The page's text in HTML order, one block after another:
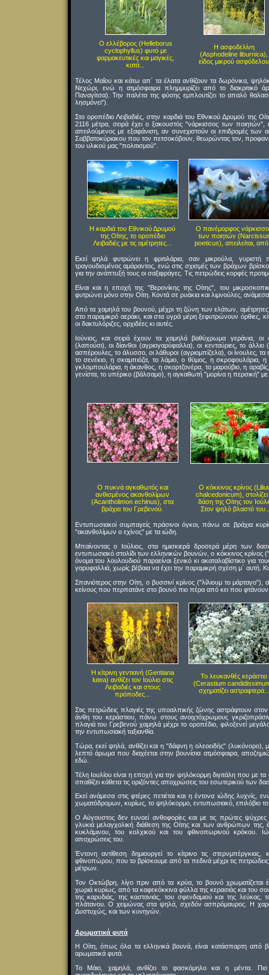
Ο ελλέβορος (Helleborus
cyclophyllus) φυτό με
φαρμακευτικές και μαγικές,
κατά...
Η ασφοδελίνη
(Asphodeline liburnica),
είδος μικρού ασφόδελου
Τέλος Μαΐου και κάτω απ΄ τα έλατα ανθίζουν τα δωρόνικα,
Νεχώρι, ενώ η ατμόσφαιρα πλημμυρίζει από το διακριτικό
Παναγίτσα). Την παλέτα της φύσης εμπλουτίζει το απαλό
λησμόνει").
Στο οροπέδιο Λειβαδιές, στην καρδιά του Εθνικού Δρυμού της
2116 μέτρα, σειρά έχει ο ξακουστός "νάρκισσος των
απειλούμενος με εξαφάνιση, αν συνεχιστούν οι επιδρομές
Σαββατοκύριακου που τον πετσοκόβουν, θεωρώντας τον,
του υλικού μας "πολιτισμού".
Η καρδιά του Εθνικού Δρυμού
της Οίτης, το οροπέδιο
Λειβαδιές με τις αμέτρητες...
Ο πανέμορφος
των ποιητών
poeticus), απειλείται,
Εκεί ψηλά φυτρώνει η φριτιλάρια, σαν μικρούλα,
τραγουδισμένος αμάραντος, ενώ στις σχισμές των βράχων
για την ανάπτυξή τους οι σαξιφράγες. Τις πετρώδεις κορφές
Είναι και η εποχή της "Βερονίκης της Οίτης", του
φυτρώνει μόνο στην Οίτη. Κοντά σε ρυάκια και λιμνούλες,
Από τα χαμηλά του βουνού, μέχρι τη ζώνη των ελάτων, αμέτρητες
στο παραμικρό αεράκι, και στα υγρά μέρη ξεφυτρώνουν όρθιες,
οι δακτυλόριζες, ορχιδέες κι αυτές.
Ιούνιος, και σειρά έχουν τα χαμηλά βαθύχρωμα γεράνια, οι
(λαπούσι), οι δίανθοι (αγριογαρύφαλλα), οι κενταύριες, το άλλιο
ασπέρουλες, το άλυσσο, οι λάθυροι (αγριομπίζελα), οι ίνουλες, τα
το σενέκιο, η σκαμπιόζα, το λάμιο, ο θύμος, η σκροφουλάρια, η
γκλομπουλάρια, η άκανθος, η σκορτζονέρα, το μαρούβιο, η
γενίστα, το υπέρικο (βάλσαμο), η αγκαθωτή "μορίνα η περσική"
Ο πυκνά αγκαθωτός και
ανθισμένος ακανθολίμων
(Acantholimon echinus), στα
βράχια του Γρεβενού.
Ο κόκκινος κρίνος
chalcedonicum), στολίζει
δάση της Οίτης τον
Στον ψηλό βλαστό
Εντυπωσιακοί συμπαγείς πράσινοι όγκοι, πάνω σε βράχια
"ακανθολίμων ο εχίνος" με τα ιώδη.
Μπαίνοντας ο Ιούλιος, στα ημισκιερά δροσερά μέρη των
εντυπωσιακό στολίδι των ελληνικών βουνών, ο κόκκινος κρίνος
όνομα του λουλουδιού παραείναι ξενικό κι ακαταλαβίστικο για
γαρυφαλλιά, χωρίς βέβαια να έχει την παραμικρή σχέση μ΄ αυτή.
Σπανιότερος στην Οίτη, ο βυσσινί κρίνος ("λίλιουμ το
κείνους που περπατάνε στο βουνό πιο πέρα από κει που φτάνουν
Η κίτρινη γεντιανή (Gentiana
lutea) ανθίζει τον Ιούλιο στις
Λειβαδιές και στους
πρόποδες...
Το λευκανθές κεράστιο
(Cerastium
σχηματίζει αστραφτερά...
Στις πετρώδεις πλαγιές της υποαλπικής ζώνης αστράφτουν
άνθη του κεράστιου, πάνω στους ανοιχτόχρωμους
πλαγιά του Γρεβενού χαμηλά μέχρι το οροπέδιο, φιλοξενεί
την εντυπωσιακή ταξιανθία.
Τώρα, εκεί ψηλά, ανθίζει και η "δάφνη η ολεοειδής" (λυκόνορο),
λεπτό άρωμα που διαχέεται στην βουνίσια ατμόσφαιρα,
εδώ.
Τέλη Ιουλίου είναι η εποχή για την ψηλόκορμη διγιτάλη που με
σπαθίζει κάθετα τις οριζόντιες αποχρώσεις του εσωτερικού των
Εκεί ανάμεσα στις φτέρες πετιέται και η έντονα ιώδης λυχνίς,
χωματόδρομων, κυρίως, το ψηλόκορμο, εντυπωσιακό, επιλόβιο
Ο Αύγουστος δεν ευνοεί ανθοφορίες και με τις πρώτες
γλυκιά μελαγχολική διάθεση της Οίτης και των ανθρώπων της,
κυκλάμινου, του κολχικού και του φθινοπωρινού κρόκου.
αποχρώσεις του.
Έντονη αντίθεση δημιουργεί το κίτρινο τις στερνμπέργκιας,
φθινοπώρου, που το βρίσκουμε από τα πεδινά μέχρι τις
μέτρων.
Τον Οκτώβρη, λίγο πριν από τα κρύα, το βουνό χρωματίζεται
χωριά κυρίως, από τα καφεκόκκινα φύλλα της κερασιάς και του
της καρυδιάς, της καστανιάς, του σφενδαμιού και της λεύκας,
πλάτανου. Ο χειμώνας στα ψηλά, σχεδόν ασπρόμαυρος. Η
Δυστυχώς, και των κυνηγών.
Αρωματικά φυτά
Η Οίτη, όπως όλα τα ελληνικά βουνά, είναι κατάσπαρτη από
αρωματικά φυτά.
Το Μάιο, χαμηλά, ανθίζει το φασκόμηλο και η μέντα.